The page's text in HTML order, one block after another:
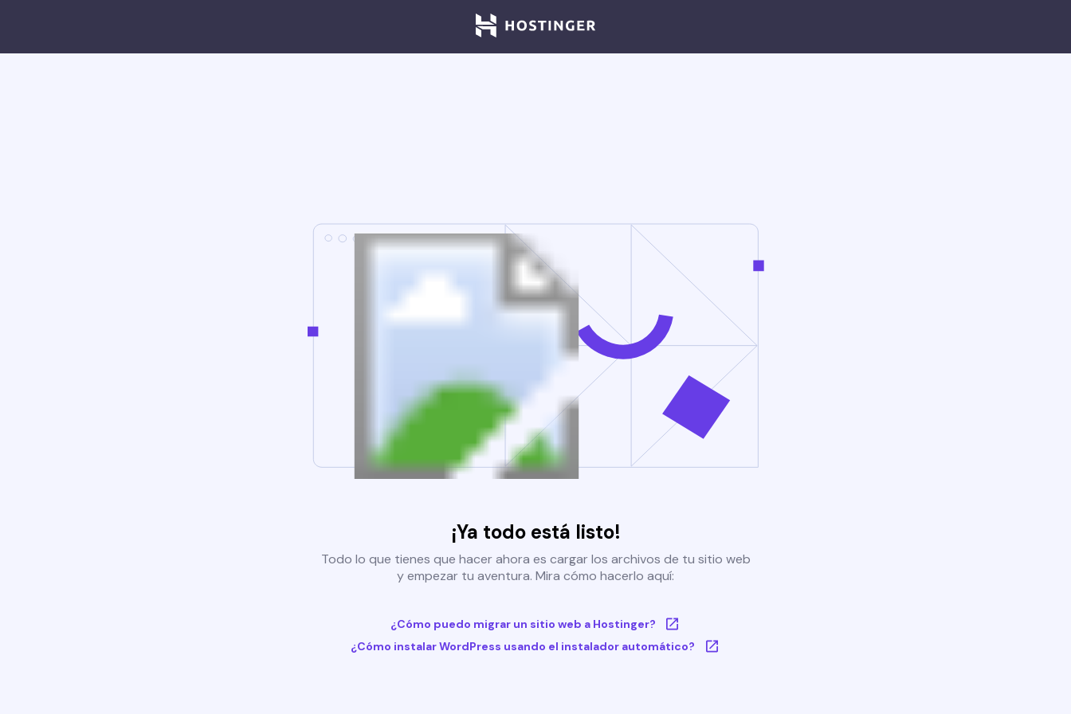
¡Ya todo está listo!
Todo lo que tienes que hacer ahora es cargar los archivos de tu sitio web
y empezar tu aventura. Mira cómo hacerlo aquí:
¿Cómo puedo migrar un sitio web a Hostinger?
¿Cómo instalar WordPress usando el instalador automático?